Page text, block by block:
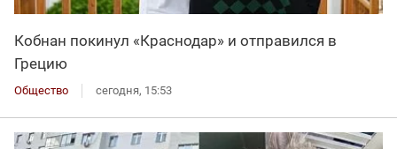
Кобнан покинул «Краснодар» и отправился в
Грецию
Общество сегодня, 15:53